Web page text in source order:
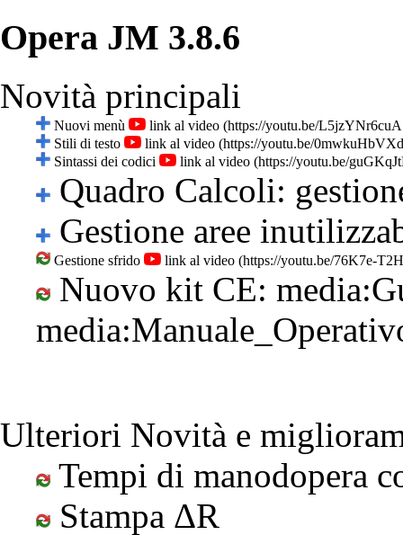
Opera JM 3.8.6
Novità principali
Nuovi menù
link al video
Stili di testo
link al video
Sintassi dei codici
link al video
Quadro Calcoli:
Gestione aree
Gestione sfrido link al video
Nuovo kit CE:
Ulteriori Novità e
Tempi di manodopera
Stampa ΔR